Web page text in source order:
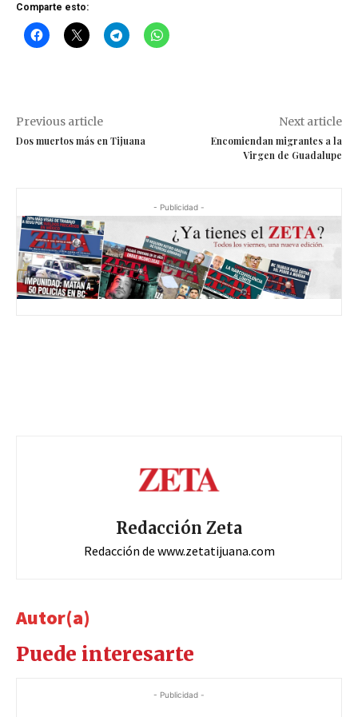
Comparte esto:
Previous article
Dos muertos más en Tijuana
Next article
Encomiendan migrantes a la
Virgen de Guadalupe
- Publicidad -
Redacción Zeta
Redacción de www.zetatijuana.com
Autor(a)
Puede interesarte
- Publicidad -